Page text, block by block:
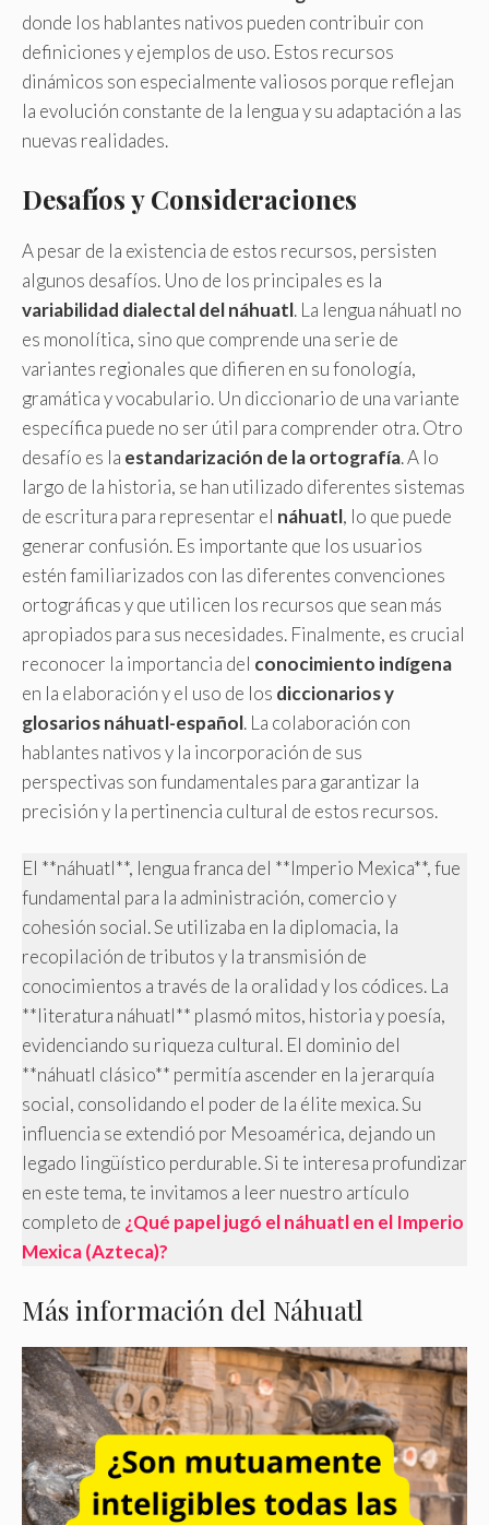
donde los hablantes nativos pueden contribuir con
definiciones y ejemplos de uso. Estos recursos
dinámicos son especialmente valiosos porque reflejan
la evolución constante de la lengua y su adaptación a las
nuevas realidades.
Desafíos y Consideraciones
A pesar de la existencia de estos recursos, persisten
algunos desafíos. Uno de los principales es la
variabilidad dialectal del náhuatl. La lengua náhuatl no
es monolítica, sino que comprende una serie de
variantes regionales que difieren en su fonología,
gramática y vocabulario. Un diccionario de una variante
específica puede no ser útil para comprender otra. Otro
desafío es la estandarización de la ortografía. A lo
largo de la historia, se han utilizado diferentes sistemas
de escritura para representar el náhuatl, lo que puede
generar confusión. Es importante que los usuarios
estén familiarizados con las diferentes convenciones
ortográficas y que utilicen los recursos que sean más
apropiados para sus necesidades. Finalmente, es crucial
reconocer la importancia del conocimiento indígena
en la elaboración y el uso de los diccionarios y
glosarios náhuatl-español. La colaboración con
hablantes nativos y la incorporación de sus
perspectivas son fundamentales para garantizar la
precisión y la pertinencia cultural de estos recursos.
El **náhuatl**, lengua franca del **Imperio Mexica**, fue
fundamental para la administración, comercio y
cohesión social. Se utilizaba en la diplomacia, la
recopilación de tributos y la transmisión de
conocimientos a través de la oralidad y los códices. La
**literatura náhuatl** plasmó mitos, historia y poesía,
evidenciando su riqueza cultural. El dominio del
**náhuatl clásico** permitía ascender en la jerarquía
social, consolidando el poder de la élite mexica. Su
influencia se extendió por Mesoamérica, dejando un
legado lingüístico perdurable. Si te interesa profundizar
en este tema, te invitamos a leer nuestro artículo
completo de ¿Qué papel jugó el náhuatl en el Imperio
Mexica (Azteca)?
Más información del Náhuatl